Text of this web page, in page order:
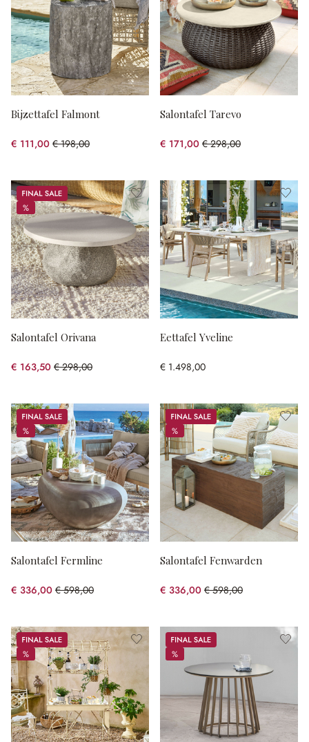
Bijzettafel Falmont
€ 111,00 € 198,00
(43.94% gespart)
Salontafel Tarevo
€ 171,00 € 298,00
(42.62% gespart)
Sale
%
%
Salontafel Orivana
€ 163,50 € 298,00
(45.13% gespart)
Eettafel Yveline
€ 1.498,00
Sale
%
%
Salontafel Fermline
€ 336,00 € 598,00
(43.81% gespart)
Sale
%
%
Salontafel Fenwarden
€ 336,00 € 598,00
(43.81% gespart)
Sale
%
%
Sale
%
%